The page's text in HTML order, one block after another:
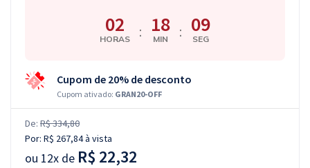
02
HORAS : 18
MIN : 09
SEG
Cupom de 20% de desconto
Cupom ativado: GRAN20-OFF
De: R$ 334,80
Por: R$ 267,84à vista
ou 12x de R$ 22,32